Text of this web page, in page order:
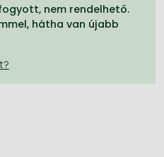
nem rendelhető.
hátha van újabb